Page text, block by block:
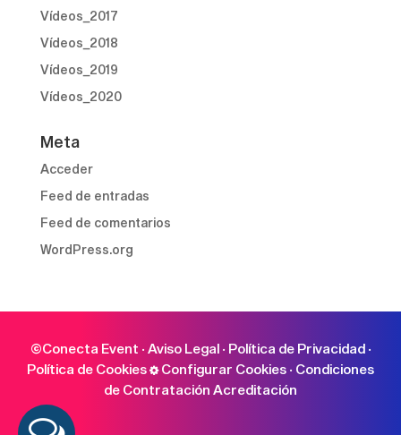
Vídeos_2017
Vídeos_2018
Vídeos_2019
Vídeos_2020
Meta
Acceder
Feed de entradas
Feed de comentarios
WordPress.org
©Conecta Event · Aviso Legal· Política de Privacidad·
Política de Cookies
Configurar Cookies · Condiciones
de Contratación Acreditación